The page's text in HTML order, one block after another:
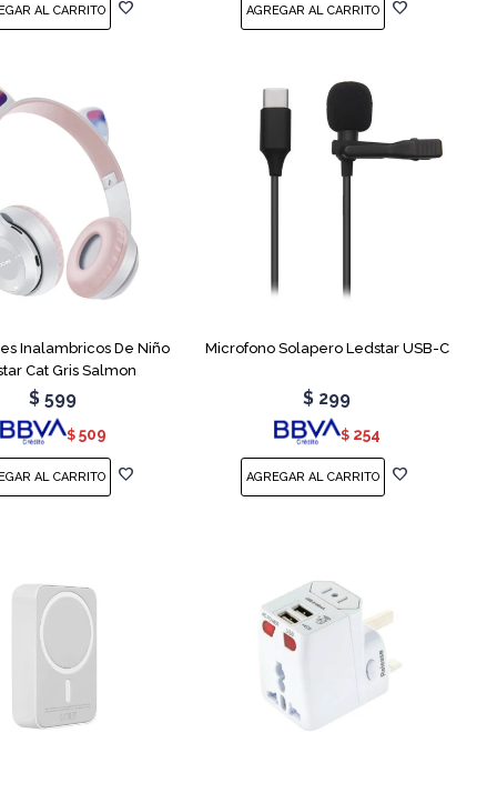
Inalambricos De Niño
Cat Gris Salmon
$ 599
$ 509
Microfono Solapero Ledstar USB-C
$ 299
$ 254